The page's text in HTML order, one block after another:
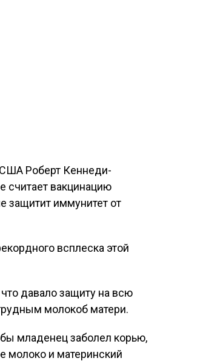
Роберт Кеннеди-
считает вакцинацию
защитит иммунитет от
всплеска этой
давало защиту на всю
молокоб матери.
младенец заболел корью,
молоко и материнский